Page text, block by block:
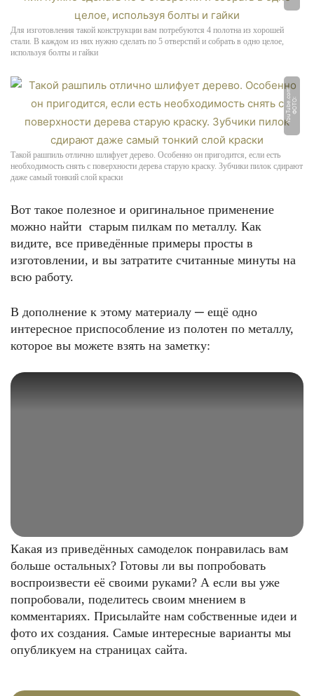
Для изготовления такой конструкции вам потребуются 4 полотна из хорошей
стали. В каждом из них нужно сделать по 5 отверстий и собрать в одно целое,
используя болты и гайки
Ф
О
Т
О:
Y
o
u
T
u
b
e.
c
o
m
Такой рашпиль отлично шлифует дерево. Особенно он пригодится, если есть
необходимость снять с поверхности дерева старую краску. Зубчики пилок сдирают
даже самый тонкий слой краски
Вот такое полезное и оригинальное применение
можно найти старым пилкам по металлу. Как
видите, все приведённые примеры просты в
изготовлении, и вы затратите считанные минуты на
всю работу.
В дополнение к этому материалу ─ ещё одно
интересное приспособление из полотен по металлу,
которое вы можете взять на заметку:
Какая из приведённых самоделок понравилась вам
больше остальных? Готовы ли вы попробовать
воспроизвести её своими руками? А если вы уже
попробовали, поделитесь своим мнением в
комментариях. Присылайте нам собственные идеи и
фото их создания. Самые интересные варианты мы
опубликуем на страницах сайта.